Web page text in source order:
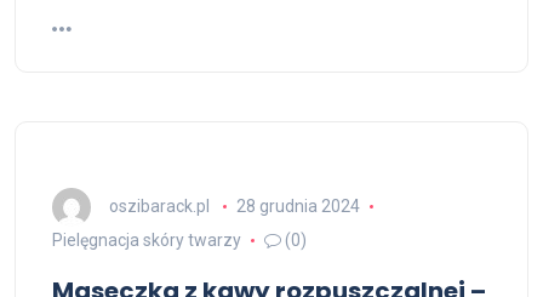
oszibarack.pl
28 grudnia 2024
Pielęgnacja skóry twarzy
(0)